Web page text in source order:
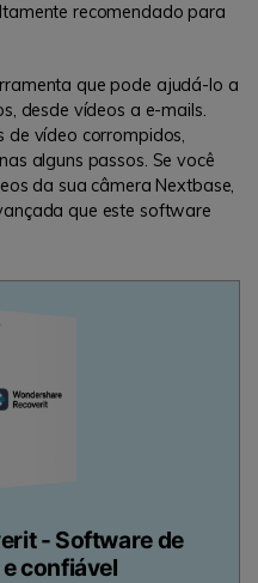
recomendado para
que pode ajudá-lo a
desde vídeos a e-mails.
de vídeo corrompidos,
alguns passos. Se você
da sua câmera Nextbase,
que este software
- Software de
confiável